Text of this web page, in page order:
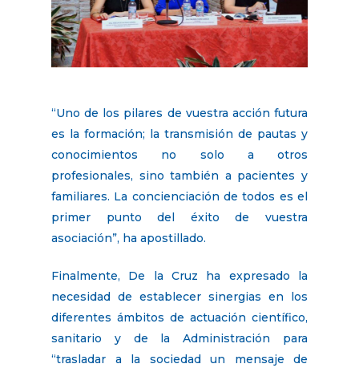
“Uno de los pilares de vuestra acción futura
es la formación; la transmisión de pautas y
conocimientos no solo a otros
profesionales, sino también a pacientes y
familiares. La concienciación de todos es el
primer punto del éxito de vuestra
asociación”, ha apostillado.
Finalmente, De la Cruz ha expresado la
necesidad de establecer sinergias en los
diferentes ámbitos de actuación científico,
sanitario y de la Administración para
“trasladar a la sociedad un mensaje de